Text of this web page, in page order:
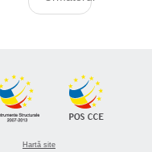
Hartă site